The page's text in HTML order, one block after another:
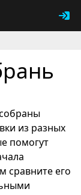
из разных
помогут
сравните его